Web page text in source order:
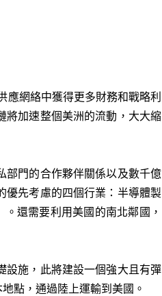
應網絡中獲得更多財務和戰略利
將加速整個美洲的流動，大大縮
部門的合作夥伴關係以及數千億
優先考慮的四個行業：半導體製
還需要利用美國的南北鄰國，
設施，此將建設一個強大且有彈
點，通過陸上運輸到美國。